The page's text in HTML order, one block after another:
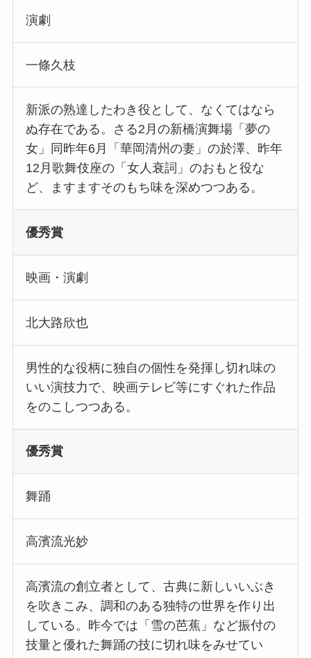
演劇
一條久枝
新派の熟達したわき役として、なくてはなら
ぬ存在である。さる2月の新橋演舞場「夢の
女」同昨年6月「華岡清州の妻」の於澤、昨年
12月歌舞伎座の「女人衰詞」のおもと役な
ど、ますますそのもち味を深めつつある。
優秀賞
映画・演劇
北大路欣也
男性的な役柄に独自の個性を発揮し切れ味の
いい演技力で、映画テレビ等にすぐれた作品
をのこしつつある。
優秀賞
舞踊
高濱流光妙
高濱流の創立者として、古典に新しいいぶき
を吹きこみ、調和のある独特の世界を作り出
している。昨今では「雪の芭蕉」など振付の
技量と優れた舞踊の技に切れ味をみせてい